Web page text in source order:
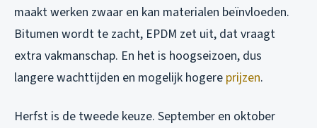
maakt werken zwaar en kan materialen beïnvloeden.
Bitumen wordt te zacht, EPDM zet uit, dat vraagt
extra vakmanschap. En het is hoogseizoen, dus
langere wachttijden en mogelijk hogere prijzen.
Herfst is de tweede keuze. September en oktober